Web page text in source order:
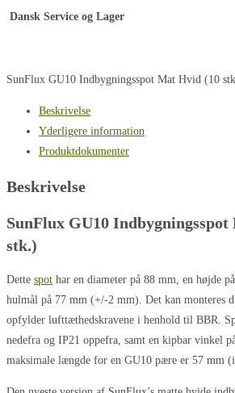
Dansk Service og Lager
SunFlux GU10 Indbygningsspot Mat Hvid (10
Beskrivelse
Yderligere information
Produktdokumenter
Beskrivelse
SunFlux GU10
stk.)
Dette spot har en diameter på 88 mm, en højde
hulmål på 77 mm (+/-2 mm). Det kan monteres
opfylder lufttæthedskravene i henhold til BBR.
nedefra og IP21 oppefra, samt en kipbar vinkel
maksimale længde for en GU10 pære er 57 mm